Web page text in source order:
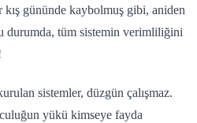
gününde kaybolmuş gibi, aniden
durumda, tüm sistemin verimliliğini
sistemler, düzgün çalışmaz.
yükü kimseye fayda